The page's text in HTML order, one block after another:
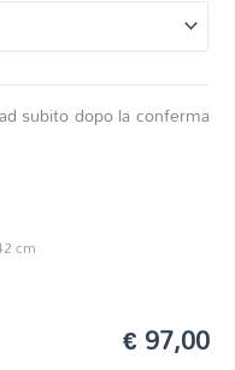
subito dopo la conferma
cm
€ 97,00